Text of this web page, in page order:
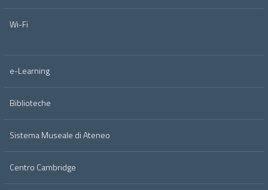
Wi-Fi
e-Learning
Biblioteche
Sistema Museale di Ateneo
Centro Cambridge